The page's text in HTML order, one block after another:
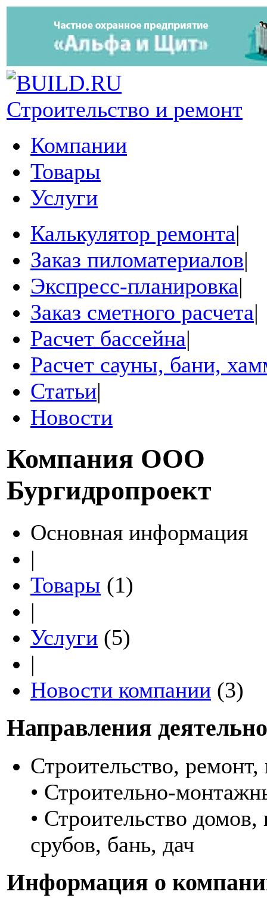
Строительство и ремонт
Компании
Товары
Услуги
Калькулятор ремонта|
Заказ пиломатериалов|
Экспресс-планировка|
Заказ сметного расчета|
Расчет бассейна|
Расчет сауны, бани,
Статьи|
Новости
Компания ООО
Бургидропроект
Основная информация
|
Товары (1)
|
Услуги (5)
|
Новости компании (3)
Направления
Строительство,
• Строительно-
• Строительство домов,
срубов, бань, дач
Информация о